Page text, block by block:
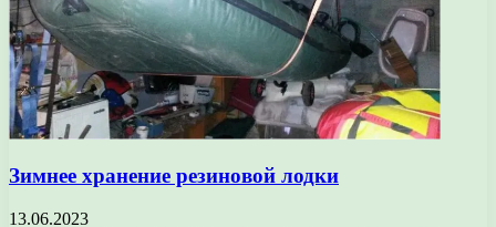
Зимнее хранение резиновой лодки
13.06.2023